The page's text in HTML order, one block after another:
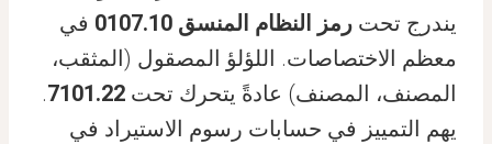
يندرج تحت رمز النظام المنسق 0107.10
في
معظم الاختصاصات. اللؤلؤ المصقول (المثقب،
المصنف، المصنف) عادةً يتحرك تحت 7101.22
.
يهم التمييز في حسابات رسوم الاستيراد في